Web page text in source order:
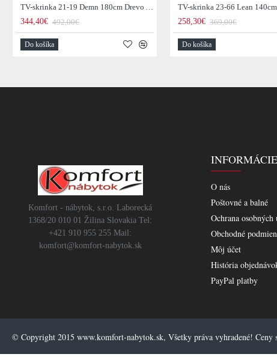
TV-skrinka 21-19 Demn 180cm Drevo Acacia
344,40€ 492,00€
Do košíka
258,30€ 369,00€
Do košíka
Komfort - nábytok, s.r.o. Laborecká
1368/20 010 01 Žilina Slovakia Tel:
+421 910 955 255 Mail:
komfort@komfort-nabytok.sk
INFORMÁCIE
O nás
Poštovné a balné
Ochrana osobných
Obchodné
Môj účet
História
PayPal platby
© Copyright 2015 www.komfort-nabytok.sk, Všetky práva vyhradené! Ceny